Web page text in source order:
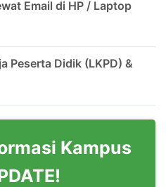
Email di HP / Laptop
Peserta Didik (LKPD) &
Kampus